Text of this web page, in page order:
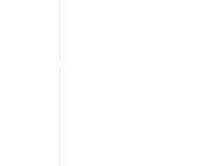
TERMINE